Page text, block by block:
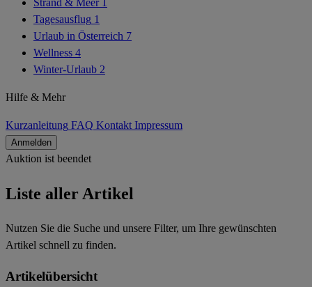
Strand & Meer 1
Tagesausflug 1
Urlaub in Österreich 7
Wellness 4
Winter-Urlaub 2
Hilfe & Mehr
Kurzanleitung FAQ Kontakt Impressum
Anmelden
Auktion ist beendet
Alle Artikel
Liste aller Artikel
Nutzen Sie die Suche und unsere Filter, um Ihre gewünschten
Artikel schnell zu finden.
Artikelübersicht